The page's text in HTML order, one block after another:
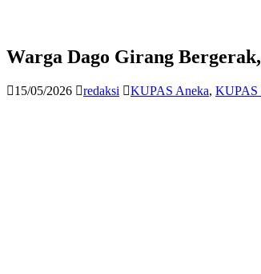
Warga Dago Girang
15/05/2026 redaksi KUPAS Aneka, KUPAS